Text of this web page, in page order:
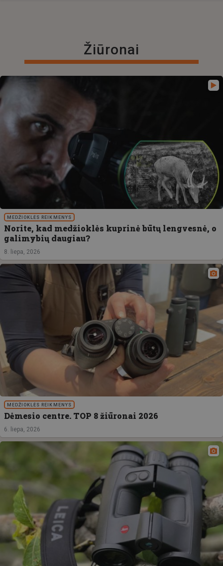
Žiūronai
MEDŽIOKLĖS REIKMENYS
Norite, kad medžioklės kuprinė būtų lengvesnė, o
galimybių daugiau?
8. liepa, 2026
MEDŽIOKLĖS REIKMENYS
Dėmesio centre. TOP 8 žiūronai 2026
6. liepa, 2026